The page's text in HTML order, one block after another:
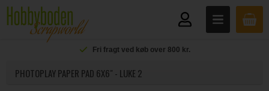
Fri fragt ved køb over 800 kr.
PHOTOPLAY PAPER PAD 6X6" - LUKE 2